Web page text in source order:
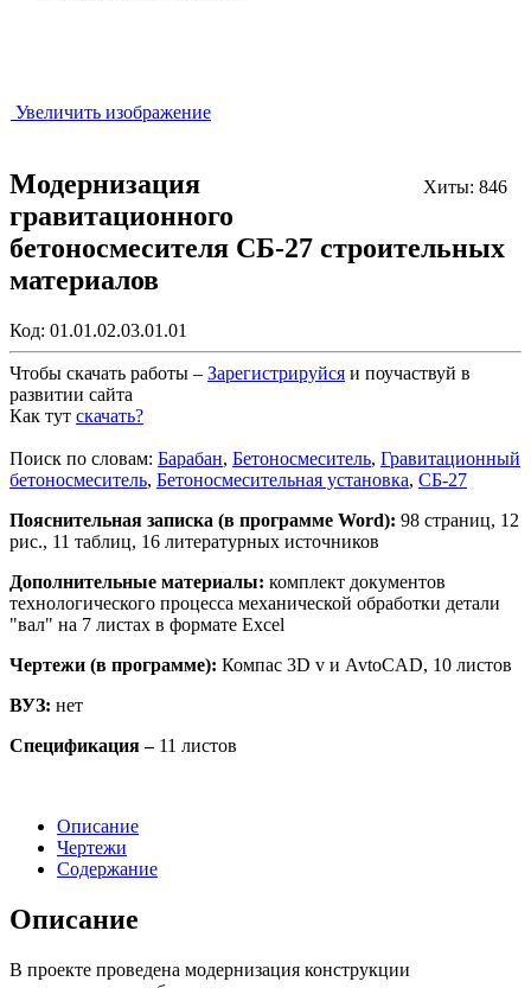
Увеличить изображение
Хиты: 846
Модернизация
гравитационного
бетоносмесителя СБ-27 строительных
материалов
Код: 01.01.02.03.01.01
Чтобы скачать работы – Зарегистрируйся и поучаствуй в
развитии сайта
Как тут скачать?
Поиск по словам: Барабан, Бетоносмеситель, Гравитационный
бетоносмеситель, Бетоносмесительная установка, СБ-27
Пояснительная записка (в программе Word): 98 страниц, 12
рис., 11 таблиц, 16 литературных источников
Дополнительные материалы: комплект документов
технологического процесса механической обработки детали
"вал" на 7 листах в формате Excel
Чертежи (в программе): Компас 3D v и AvtoCAD, 10 листов
ВУЗ: нет
Спецификация – 11 листов
Описание
Чертежи
Содержание
Описание
В проекте проведена модернизация конструкции